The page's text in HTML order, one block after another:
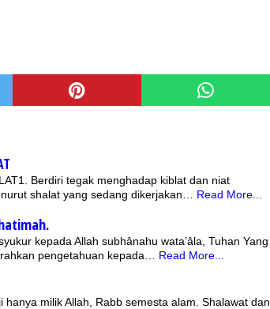
Berdiri tegak menghadap kiblat dan niat
shalat yang sedang dikerjakan… Read More...
kepada Allah subhânahu wata’âla, Tuhan Yang
pengetahuan kepada… Read More...
milik Allah, Rabb semesta alam. Shalawat dan